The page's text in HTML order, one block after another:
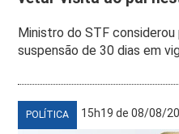
Ministro do STF
suspensão de 30 dias em
POLÍTICA 15h19 de 08/08/